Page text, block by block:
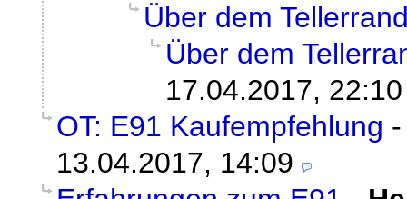
Über dem
Über dem
17.04.2017, 22:10
OT: E91 Kaufempfehlung
13.04.2017, 14:09